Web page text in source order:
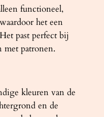
functioneel,
het een
past perfect bij
met patronen.
kleuren van de
en de